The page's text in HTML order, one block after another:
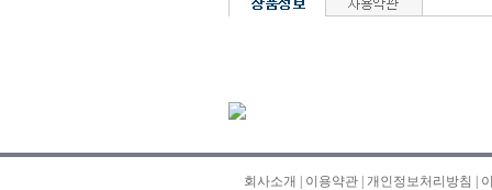
회사소개 이용약관 개인정보처리방침